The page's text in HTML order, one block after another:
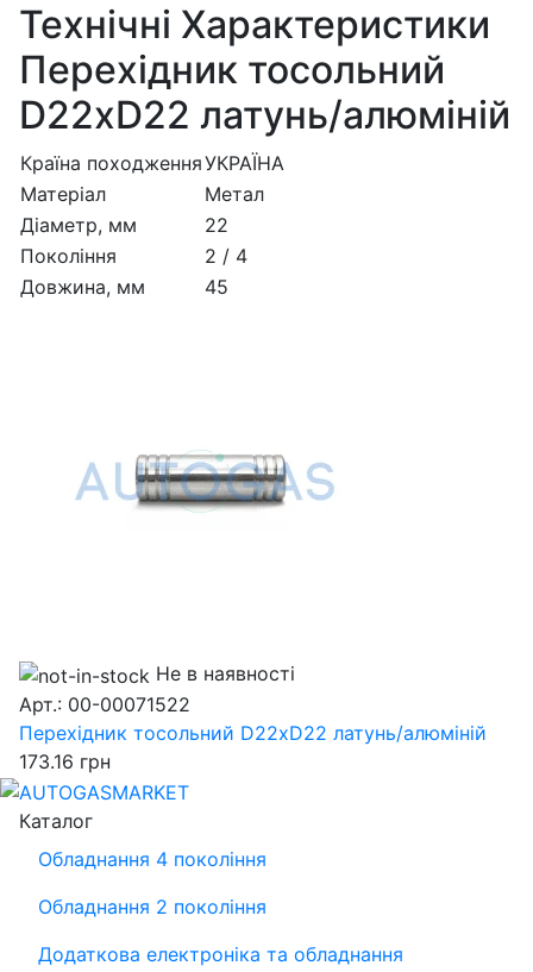
Технічні Характеристики
Перехідник тосольний
D22xD22 латунь/алюміній
Країна походженняУКРАЇНА
Матеріал
Метал
Діаметр, мм
22
Покоління
2 / 4
Довжина, мм
45
Не в наявності
Арт.: 00-00071522
Перехідник тосольний D22xD22 латунь/алюміній
173.16 грн
Каталог
Обладнання 4 покоління
Обладнання 2 покоління
Додаткова електроніка та обладнання